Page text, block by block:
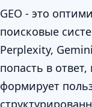
GEO - это
поисковые
Perplexity,
попасть в
формирует